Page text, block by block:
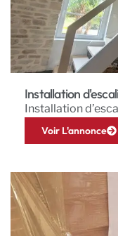
Installation
Installation
Voir L'annonce